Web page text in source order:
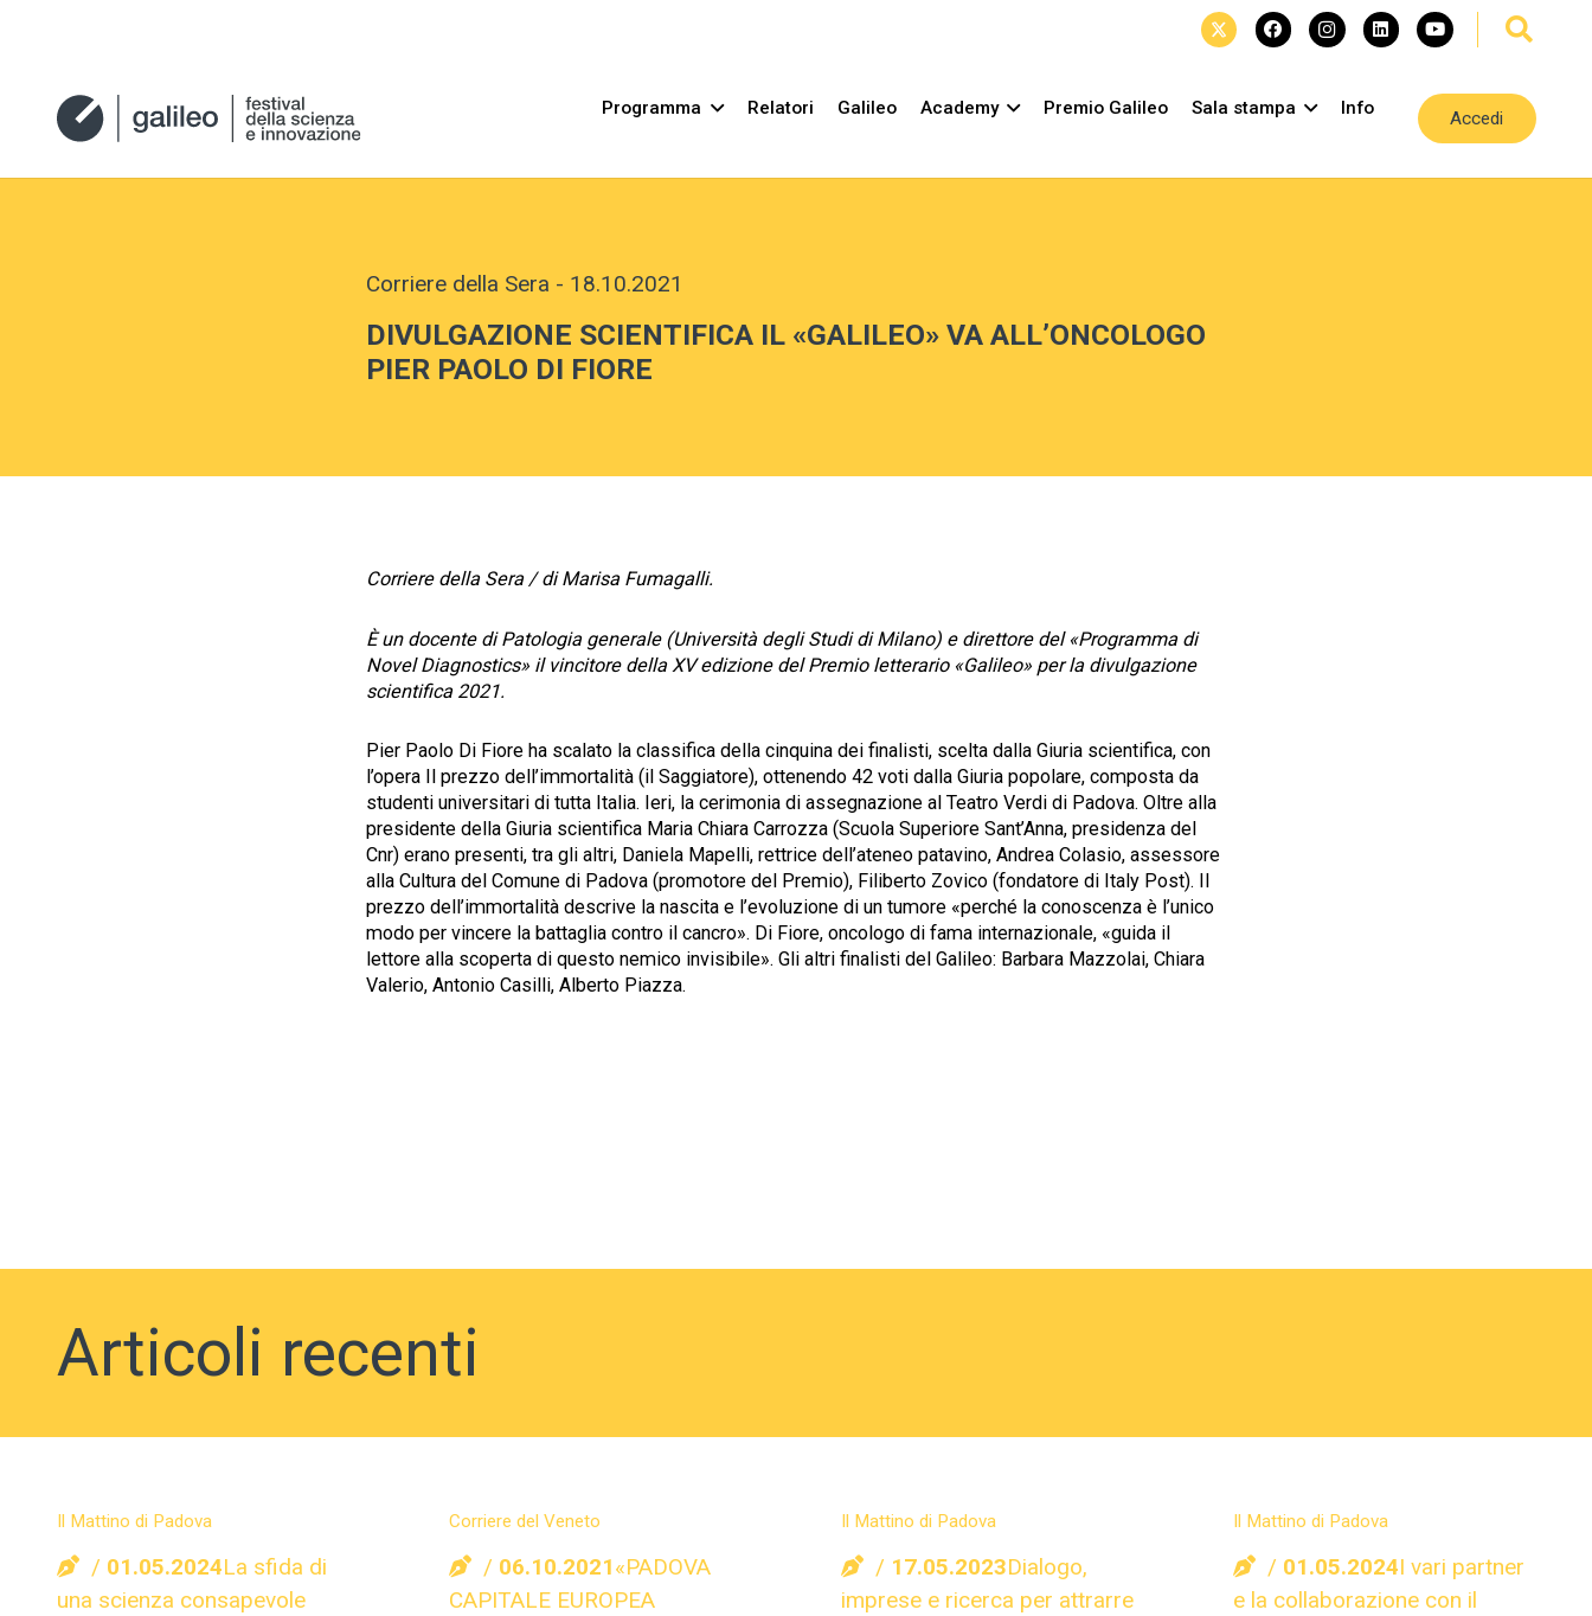
Programma Relatori Galileo Academy Premio Galileo Sala stampa Info
Accedi
Corriere della Sera - 18.10.2021
DIVULGAZIONE SCIENTIFICA IL «GALILEO» VA ALL’ONCOLOGO
PIER PAOLO DI FIORE
Corriere della Sera / di Marisa Fumagalli.
È un docente di Patologia generale (Università degli Studi di Milano) e direttore del «Programma di
Novel Diagnostics» il vincitore della XV edizione del Premio letterario «Galileo» per la divulgazione
scientifica 2021.
Pier Paolo Di Fiore ha scalato la classifica della cinquina dei finalisti, scelta dalla Giuria scientifica, con
l’opera Il prezzo dell’immortalità (il Saggiatore), ottenendo 42 voti dalla Giuria popolare, composta da
studenti universitari di tutta Italia. Ieri, la cerimonia di assegnazione al Teatro Verdi di Padova. Oltre alla
presidente della Giuria scientifica Maria Chiara Carrozza (Scuola Superiore Sant’Anna, presidenza del
Cnr) erano presenti, tra gli altri, Daniela Mapelli, rettrice dell’ateneo patavino, Andrea Colasio, assessore
alla Cultura del Comune di Padova (promotore del Premio), Filiberto Zovico (fondatore di Italy Post). Il
prezzo dell’immortalità descrive la nascita e l’evoluzione di un tumore «perché la conoscenza è l’unico
modo per vincere la battaglia contro il cancro». Di Fiore, oncologo di fama internazionale, «guida il
lettore alla scoperta di questo nemico invisibile». Gli altri finalisti del Galileo: Barbara Mazzolai, Chiara
Valerio, Antonio Casilli, Alberto Piazza.
Articoli recenti
Il Mattino di Padova
01.05.2024La sfida di
una scienza consapevole
Corriere del Veneto
06.10.2021«PADOVA
CAPITALE EUROPEA
Il Mattino di Padova
17.05.2023Dialogo,
imprese e ricerca per attrarre
Il Mattino di Padova
01.05.2024I vari partner
e la collaborazione con il